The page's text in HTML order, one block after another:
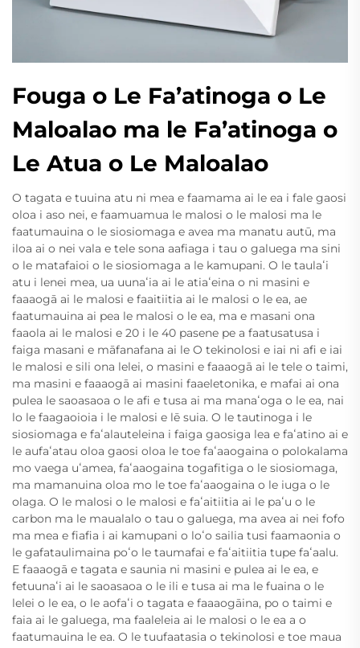
Fouga o Le Fa’atinoga o Le
Maloalao ma le Fa’atinoga o
Le Atua o Le Maloalao
O tagata e tuuina atu ni mea e faamama ai le ea i fale gaosi
oloa i aso nei, e faamuamua le malosi o le malosi ma le
faatumauina o le siosiomaga e avea ma manatu autū, ma
iloa ai o nei vala e tele sona aafiaga i tau o galuega ma sini
o le matafaioi o le siosiomaga a le kamupani. O le taulaʻi
atu i lenei mea, ua uunaʻia ai le atiaʻeina o ni masini e
faaaogā ai le malosi e faaitiitia ai le malosi o le ea, ae
faatumauina ai pea le malosi o le ea, ma e masani ona
faaola ai le malosi e 20 i le 40 pasene pe a faatusatusa i
faiga masani e māfanafana ai le O tekinolosi e iai ni afi e iai
le malosi e sili ona lelei, o masini e faaaogā ai le tele o taimi,
ma masini e faaaogā ai masini faaeletonika, e mafai ai ona
pulea le saoasaoa o le afi e tusa ai ma manaʻoga o le ea, nai
lo le faagaoioia i le malosi e lē suia. O le tautinoga i le
siosiomaga e faʻalauteleina i faiga gaosiga lea e faʻatino ai e
le aufaʻatau oloa gaosi oloa le toe faʻaaogaina o polokalama
mo vaega uʻamea, faʻaaogaina togafitiga o le siosiomaga,
ma mamanuina oloa mo le toe faʻaaogaina o le iuga o le
olaga. O le malosi o le malosi e faʻaitiitia ai le paʻu o le
carbon ma le maualalo o tau o galuega, ma avea ai nei fofo
ma mea e fiafia i ai kamupani o loʻo sailia tusi faamaonia o
le gafataulimaina poʻo le taumafai e faʻaitiitia tupe faʻaalu.
E faaaogā e tagata e saunia ni masini e pulea ai le ea, e
fetuunaʻi ai le saoasaoa o le ili e tusa ai ma le fuaina o le
lelei o le ea, o le aofaʻi o tagata e faaaogāina, po o taimi e
faia ai le galuega, ma faaleleia ai le malosi o le ea a o
faatumauina le ea. O le tuufaatasia o tekinolosi e toe maua